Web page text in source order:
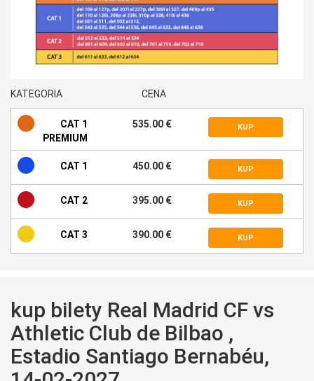
KATEGORIA CENA
CAT 1
PREMIUM
535.00 € KUP
CAT 1 450.00 € KUP
CAT 2 395.00 € KUP
CAT 3 390.00 € KUP
kup bilety Real Madrid CF vs
Athletic Club de Bilbao ,
Estadio Santiago Bernabéu,